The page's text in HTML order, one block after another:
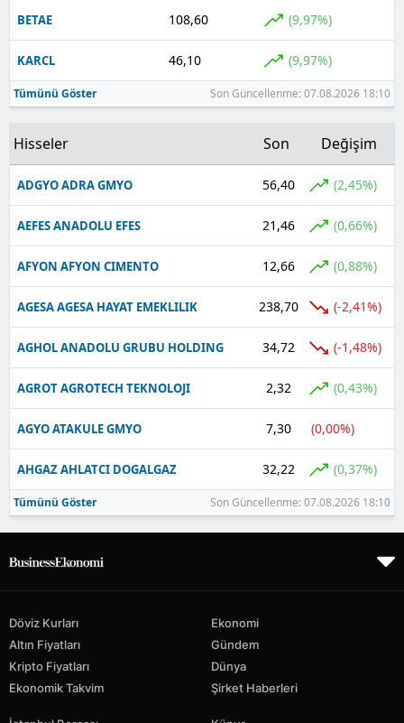
BETAE 108,60 (9,97%)
KARCL 46,10 (9,97%)
Tümünü Göster Son Güncellenme: 07.08.2026 18:10
Hisseler Son Değişim
ADGYO ADRA GMYO 56,40 (2,45%)
AEFES ANADOLU EFES 21,46 (0,66%)
AFYON AFYON CIMENTO 12,66 (0,88%)
AGESA AGESA HAYAT EMEKLILIK 238,70 (-2,41%)
AGHOL ANADOLU GRUBU HOLDING 34,72 (-1,48%)
AGROT AGROTECH TEKNOLOJI 2,32 (0,43%)
AGYO ATAKULE GMYO 7,30 (0,00%)
AHGAZ AHLATCI DOGALGAZ 32,22 (0,37%)
Tümünü Göster Son Güncellenme: 07.08.2026 18:10
Döviz Kurları
Altın Fiyatları
Kripto Fiyatları
Ekonomik Takvim
Ekonomi
Gündem
Dünya
Şirket Haberleri